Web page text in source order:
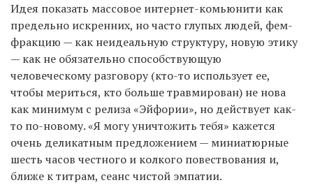
Идея показать массовое интернет-комьюнити как
предельно искренних, но часто глупых людей, фем-
фракцию — как неидеальную структуру, новую этику
— как не обязательно способствующую
человеческому разговору (кто-то использует ее,
чтобы мериться, кто больше травмирован) не нова
как минимум с релиза «Эйфории», но действует как-
то по-новому. «Я могу уничтожить тебя» кажется
очень деликатным предложением — миниатюрные
шесть часов честного и колкого повествования и,
ближе к титрам, сеанс чистой эмпатии.